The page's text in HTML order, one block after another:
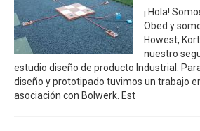
¡ Hola!
Obed y
Howest,
nuestro
estudio diseño de producto Industrial.
diseño y prototipado tuvimos un trabajo
asociación con Bolwerk. Est